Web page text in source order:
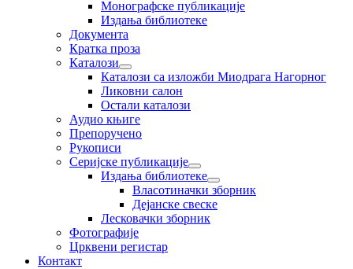
Монографске публикације
Издања библиотеке
Документа
Кратка проза
Каталози
Каталози са изложби Миодрага Нагорног
Ликовни салон
Остали каталози
Аудио књиге
Препоручено
Рукописи
Серијске публикације
Издања библиотеке
Власотиначки зборник
Дејанске свеске
Лесковачки зборник
Фотографије
Црквени регистар
Контакт